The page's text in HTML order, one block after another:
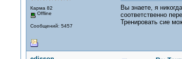
Карма 82
Offline
Сообщений: 5457
Вы знаете, я
соответственно
Тренировать сие